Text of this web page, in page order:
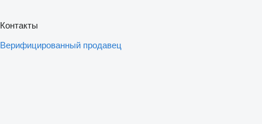
Контакты
Верифицированный продавец